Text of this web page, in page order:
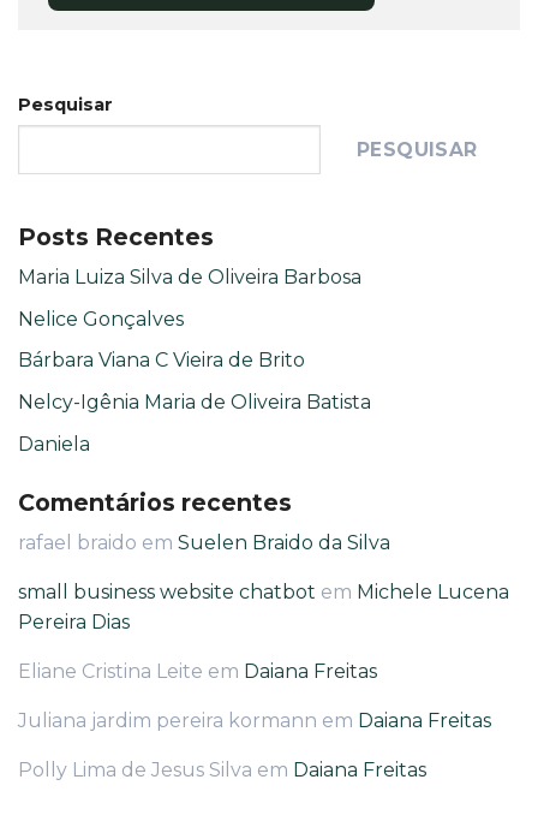
Pesquisar
PESQUISAR
Posts Recentes
Maria Luiza Silva de Oliveira Barbosa
Nelice Gonçalves
Bárbara Viana C Vieira de Brito
Nelcy-Igênia Maria de Oliveira Batista
Daniela
Comentários recentes
rafael braido em Suelen Braido da Silva
small business website chatbot em Michele Lucena
Pereira Dias
Eliane Cristina Leite em Daiana Freitas
Juliana jardim pereira kormann em Daiana Freitas
Polly Lima de Jesus Silva em Daiana Freitas